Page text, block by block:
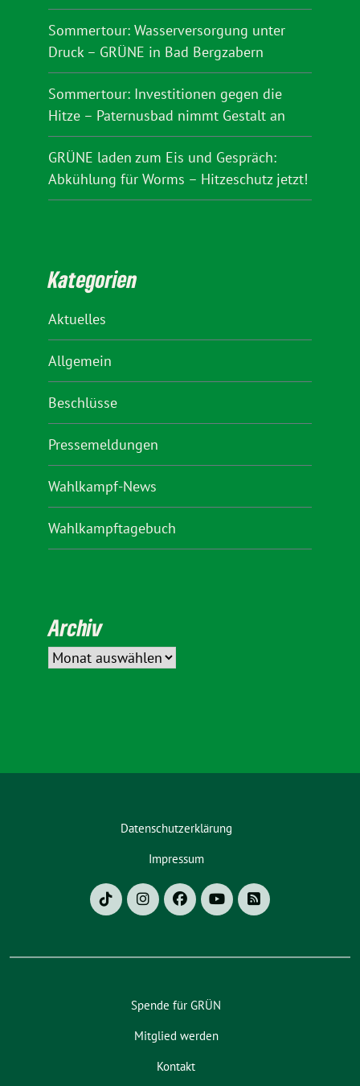
Sommertour: Wasserversorgung unter
Druck – GRÜNE in Bad Bergzabern
Sommertour: Investitionen gegen die
Hitze – Paternusbad nimmt Gestalt an
GRÜNE laden zum Eis und Gespräch:
Abkühlung für Worms – Hitzeschutz jetzt!
Kategorien
Aktuelles
Allgemein
Beschlüsse
Pressemeldungen
Wahlkampf-News
Wahlkampftagebuch
Archiv
Datenschutzerklärung
Impressum
Spende für GRÜN
Mitglied werden
Kontakt